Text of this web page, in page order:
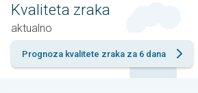
Kvaliteta zraka
aktualno
Prognoza kvalitete zraka za 6 dana